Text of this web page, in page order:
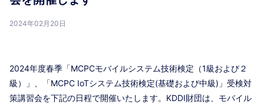
2024年02月20日
2024年度春季「MCPCモバイルシステム技術検定（1級および２
級）」、「MCPC IoTシステム技術検定(基礎および中級)」受検対
策講習会を下記の日程で開催いたします。KDDI財団は、モバイル